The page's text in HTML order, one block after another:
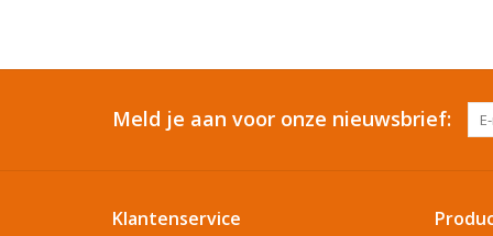
Meld je aan voor onze nieuwsbrief:
Klantenservice